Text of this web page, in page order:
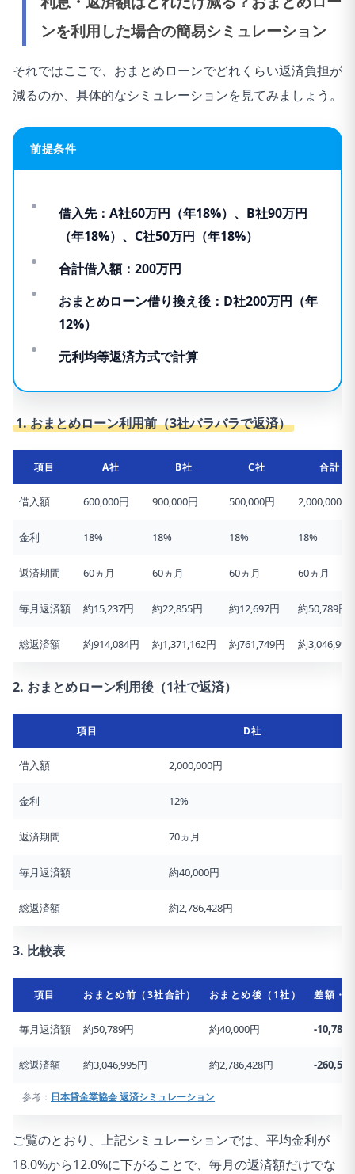
ンを利用した場合の簡易シミュレーション
それではここで、おまとめローンでどれくらい返済負担が
減るのか、具体的なシミュレーションを見てみましょう。
前提条件
借入先：A社60万円（年18%）、B社90万円
（年18%）、C社50万円（年18%）
合計借入額：200万円
おまとめローン借り換え後：D社200万円（年
12%）
元利均等返済方式で計算
1. おまとめローン利用前（3社バラバラで返済）
項目 A社 B社 C社 合計
借入額 600,000円 900,000円 500,000円 2,000,000円
金利 18% 18% 18% 18%
返済期間 60ヵ月 60ヵ月 60ヵ月 60ヵ月
毎月返済額 約15,237円 約22,855円 約12,697円 約50,789円
総返済額 約914,084円 約1,371,162円 約761,749円 約3,046,995
2. おまとめローン利用後（1社で返済）
項目 D社
借入額 2,000,000円
金利 12%
返済期間 70ヵ月
毎月返済額 約40,000円
総返済額 約2,786,428円
3. 比較表
項目 おまとめ前（3社合計） おまとめ後（1社） 差額・
毎月返済額 約50,789円 約40,000円 -10,789
総返済額 約3,046,995円 約2,786,428円 -
参考： 日本貸金業協会 返済シミュレーション
ご覧のとおり、上記シミュレーションでは、平均金利が
18.0%から12.0%に下がることで、毎月の返済額だけでな